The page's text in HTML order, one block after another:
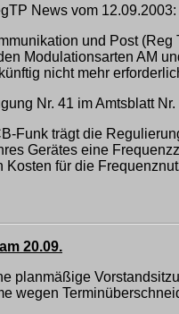
News vom 12.09.2003:
und Post
Modulationsarten AM
nicht mehr
Nr. 41 im Amtsblatt
Funk trägt die
Gerätes eine
für die
20.09.
planmäßige
wegen